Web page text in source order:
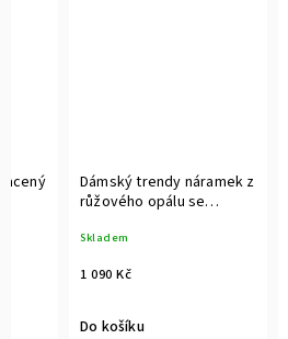
Dámský trendy náramek z
růžového opálu se
zirkony
Skladem
1 090 Kč
Do košíku